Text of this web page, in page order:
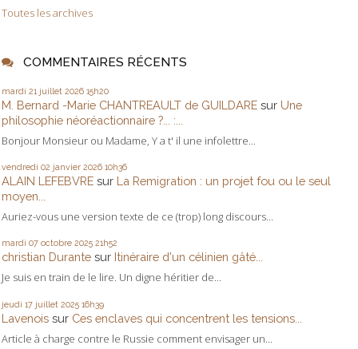
Toutes les archives
COMMENTAIRES RÉCENTS
mardi 21 juillet 2026 15h20
M. Bernard -Marie CHANTREAULT de GUILDARE sur Une
philosophie néoréactionnaire ?... :...
Bonjour Monsieur ou Madame, Y a t' il une infolettre...
vendredi 02 janvier 2026 10h36
ALAIN LEFEBVRE sur La Remigration : un projet fou ou le seul
moyen...
Auriez-vous une version texte de ce (trop) long discours...
mardi 07 octobre 2025 21h52
christian Durante sur Itinéraire d'un célinien gâté...
Je suis en train de le lire. Un digne héritier de...
jeudi 17 juillet 2025 16h39
Lavenois sur Ces enclaves qui concentrent les tensions...
Article à charge contre le Russie comment envisager un...